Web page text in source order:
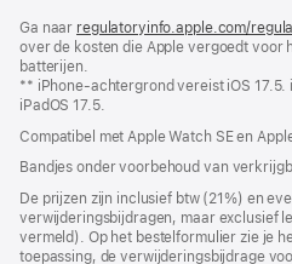
nieuw
venster
Ga naar regulatoryinfo.apple.com/
over de kosten die Apple vergoedt voor
batterijen.
** iPhone-achtergrond vereist iOS
iPadOS 17.5.
Compatibel met Apple Watch SE en
Bandjes onder voorbehoud van
De prijzen zijn inclusief btw (21%) en
verwijderingsbijdragen, maar exclusief
vermeld). Op het bestelformulier zie je
toepassing, de verwijderingsbijdrage